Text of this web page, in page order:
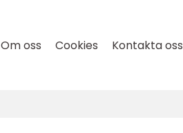
Om oss Cookies Kontakta oss